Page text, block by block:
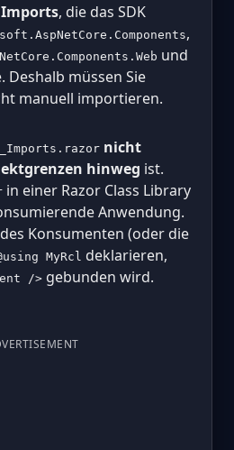
, die das SDK
,
und
Deshalb müssen Sie
manuell importieren.
_Imports.razor nicht
hinweg ist.
in einer Razor Class Library
Anwendung.
des Konsumenten (oder die
MyRcl deklarieren,
/> gebunden wird.